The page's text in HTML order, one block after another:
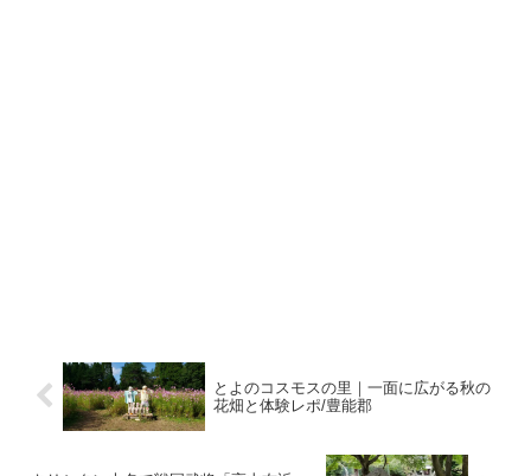
とよのコスモスの里｜一面に広がる秋の
花畑と体験レポ/豊能郡